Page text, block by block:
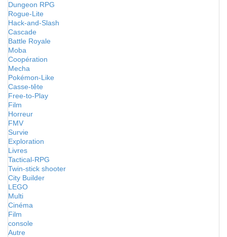
Dungeon RPG
Rogue-Lite
Hack-and-Slash
Cascade
Battle Royale
Moba
Coopération
Mecha
Pokémon-Like
Casse-tête
Free-to-Play
Film
Horreur
FMV
Survie
Exploration
Livres
Tactical-RPG
Twin-stick shooter
City Builder
LEGO
Multi
Cinéma
Film
console
Autre